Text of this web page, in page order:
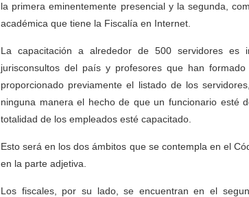
la primera eminentemente presencial y la segunda,
académica que tiene la Fiscalía en Internet.
La capacitación a alrededor de 500 servidores es
jurisconsultos del país y profesores que han
proporcionado previamente el listado de los
ninguna manera el hecho de que un funcionario esté
totalidad de los empleados esté capacitado.
Esto será en los dos ámbitos que se contempla en el
en la parte adjetiva.
Los fiscales, por su lado, se encuentran en el